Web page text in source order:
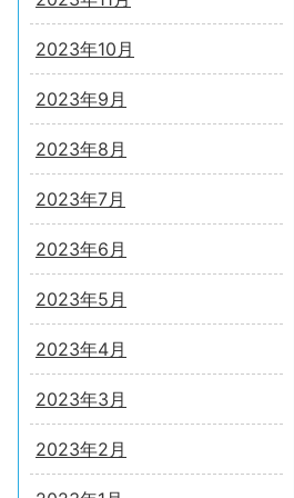
2023年10月
2023年9月
2023年8月
2023年7月
2023年6月
2023年5月
2023年4月
2023年3月
2023年2月